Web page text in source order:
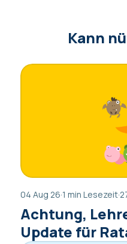
Kann
04 Aug 26·1 min Lesezeit·
Achtung,
Update für